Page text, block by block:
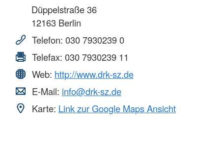
Düppelstraße 36
12163 Berlin
Telefon: 030 7930239 0
Telefax: 030 7930239 11
Web: http://www.drk-sz.de
E-Mail: info@drk-sz.de
Karte: Link zur Google Maps Ansicht